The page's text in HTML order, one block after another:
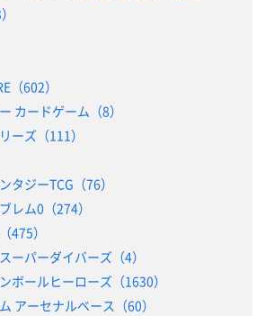
（602）
カードゲーム（8）
ーズ（111）
タジーTCG（76）
レム0（274）
475）
ーパーダイバーズ（4）
ボールヒーローズ（1630）
アーセナルベース（60）